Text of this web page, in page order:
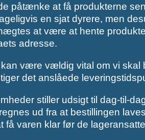
påtænke at få produkterne
en sjat dyrere, men
at være at hente
adresse.
være vældig vital om vi skal
det anslåede
stiller udsigt til dag-til-
ud fra at bestillingen
få varen klar før de